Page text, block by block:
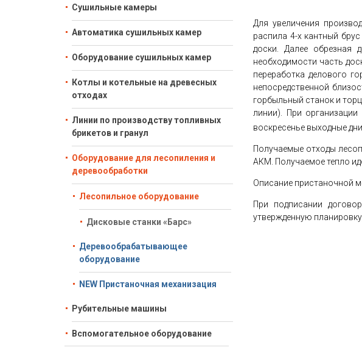
Сушильные камеры
Автоматика сушильных камер
Оборудование сушильных камер
Котлы и котельные на древесных
отходах
Линии по производству топливных
брикетов и гранул
Оборудование для лесопиления и
деревообработки
Лесопильное оборудование
Дисковые станки «Барс»
Деревообрабатывающее
оборудование
NEW Пристаночная механизация
Рубительные машины
Вспомогательное оборудование
Для увеличения
распила 4-х кантный
доски. Далее обрезная
необходимости часть
переработка делового
непосредственной
горбыльный станок и
линии). При
воскресенье выходные
Получаемые отходы
АКМ. Получаемое тепло
Описание пристаночной
При подписании
утвержденную